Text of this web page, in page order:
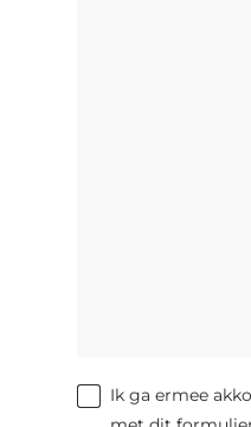
Ik ga ermee